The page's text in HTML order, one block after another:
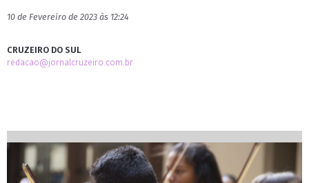
10 de Fevereiro de 2023 às 12:24
CRUZEIRO DO SUL
redacao@jornalcruzeiro.com.br